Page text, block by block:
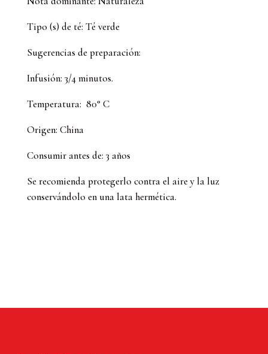
Tipo (s) de té: Té verde
Sugerencias de preparación:
Infusión: 3/4 minutos.
Temperatura: 80° C
Origen: China
Consumir antes de: 3 años
Se recomienda protegerlo contra el aire y la luz
conservándolo en una lata hermética.